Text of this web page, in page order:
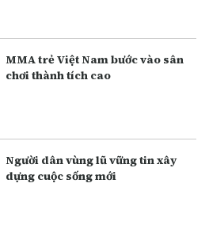
MMA trẻ Việt Nam bước vào sân
chơi thành tích cao
Người dân vùng lũ vững tin xây
dựng cuộc sống mới